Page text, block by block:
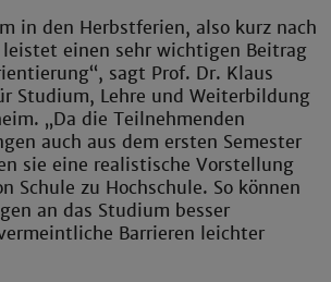
in den Herbstferien, also kurz nach
leistet einen sehr wichtigen Beitrag
sagt Prof. Dr. Klaus
Studium, Lehre und Weiterbildung
„Da die Teilnehmenden
auch aus dem ersten Semester
sie eine realistische Vorstellung
Schule zu Hochschule. So können
an das Studium besser
Barrieren leichter